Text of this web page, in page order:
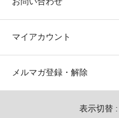
マイアカウント
メルマガ登録・解除
表示切替 :